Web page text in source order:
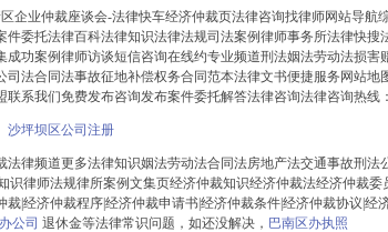
企业仲裁座谈会-法律快车经济仲裁页法律咨询找律师网站导航
件委托法律百科法律知识法律法规司法案例律师事务所法律快搜
成功案例律师访谈短信咨询在线约专业频道刑法姻法劳动法损害
司法合同法事故征地补偿权务合同范本法律文书便捷服务网站地
系我们免费发布咨询发布案件委托解答法律咨询法律咨询热线：
沙坪坝区公司注册
法律频道更多法律知识姻法劳动法合同法房地产法交通事故刑法
识律师法规律所案例文集页经济仲裁知识经济仲裁法经济仲裁委
|经济仲裁程序|经济仲裁申请书|经济仲裁条件|经济仲裁协议|经
公司 退休金等法律常识问题，如还没解决， 巴南区办执照